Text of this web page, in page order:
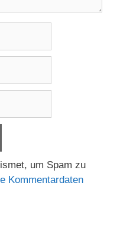
um Spam zu
Kommentardaten